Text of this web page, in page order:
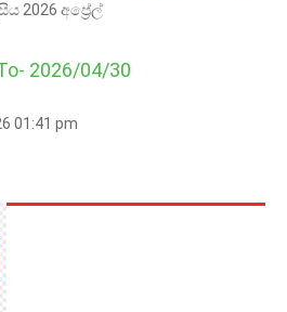
2026 අප්‍රේල්
2026/04/30
01:41 pm